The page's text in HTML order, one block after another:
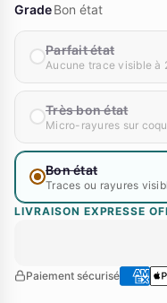
GradeBon état
Parfait état
Aucune trace visible à
Très bon état
Micro-rayures sur
Bon état
Traces ou rayures
LIVRAISON EXPRESSE
Paiement sécurisé